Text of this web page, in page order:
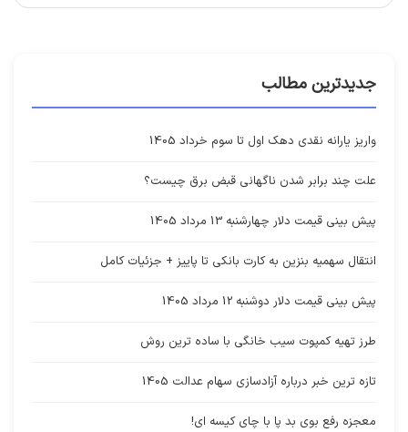
جدیدترین مطالب
واریز یارانه نقدی دهک اول تا سوم خرداد 1405
علت چند برابر شدن ناگهانی قبض برق چیست؟
پیش بینی قیمت دلار چهارشنبه 13 مرداد 1405
انتقال سهمیه بنزین به کارت بانکی تا پاییز + جزئیات کامل
پیش بینی قیمت دلار دوشنبه 12 مرداد 1405
طرز تهیه کمپوت سیب خانگی با ساده ترین روش
تازه ترین خبر درباره آزادسازی سهام عدالت 1405
معجزه رفع بوی بد پا با چای کیسه ای!